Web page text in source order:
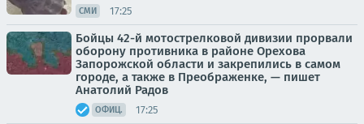
СМИ 17:25
Бойцы 42-й мотострелковой дивизии прорвали
оборону противника в районе Орехова
Запорожской области и закрепились в самом
городе, а также в Преображенке, — пишет
Анатолий Радов
ОФИЦ. 17:25